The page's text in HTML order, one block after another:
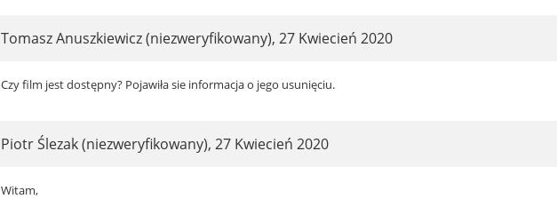
Tomasz Anuszkiewicz (niezweryfikowany), 27 Kwiecień 2020
Czy film jest dostępny? Pojawiła sie informacja o jego usunięciu.
Piotr Ślezak (niezweryfikowany), 27 Kwiecień 2020
Witam,